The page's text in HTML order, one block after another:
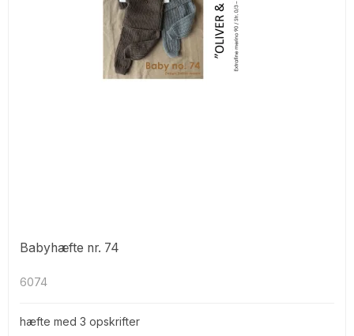
Babyhæfte nr. 74
6074
hæfte med 3 opskrifter